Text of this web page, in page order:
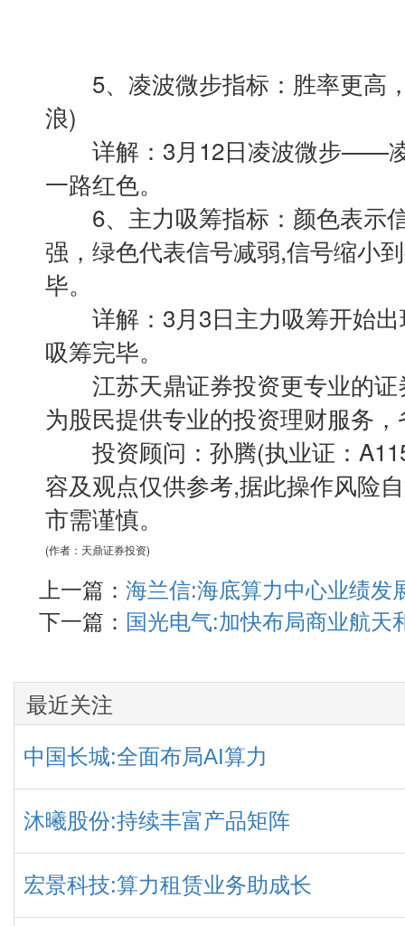
5、凌波微步指标：胜率更高
浪)
详解：3月12日凌波微步——凌
一路红色。
6、主力吸筹指标：颜色表示
强，绿色代表信号减弱,信号缩小
毕。
详解：3月3日主力吸筹开始出
吸筹完毕。
江苏天鼎证券投资更专业的证
为股民提供专业的投资理财服务
投资顾问：孙腾(执业证：
容及观点仅供参考,据此操作风险
市需谨慎。
(作者：天鼎证券投资)
上一篇： 海兰信:海底算力中心业绩发
下一篇： 国光电气:加快布局商业航天
最近关注
中国长城:全面布局AI算力
沐曦股份:持续丰富产品矩阵
宏景科技:算力租赁业务助成长